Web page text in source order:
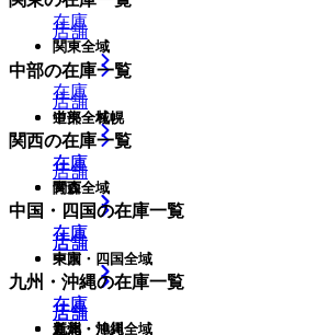
店舗
道央・札幌
在庫
店舗
道北・旭川
在庫
店舗
青森
在庫
店舗
関東全域
在庫
店舗
東京
在庫
中部の在庫一覧
中部全域
在庫
店舗
新潟
関西の在庫一覧
関西全域
在庫
店舗
中国・四国の在庫一覧
中国・四国全域
在庫
九州・沖縄の在庫一覧
九州・沖縄全域